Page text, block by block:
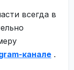
всегда в
канале .